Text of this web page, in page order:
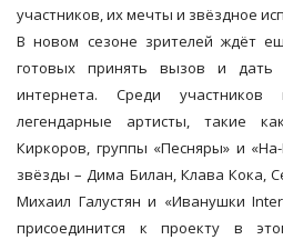
участников, их мечты и звёздное
В новом сезоне зрителей ждёт
готовых принять вызов и
интернета. Среди
легендарные артисты, такие
Киркоров, группы «Песняры» и
звёзды – Дима Билан, Клава Кока,
Михаил Галустян и «Иванушки
присоединится к проекту в